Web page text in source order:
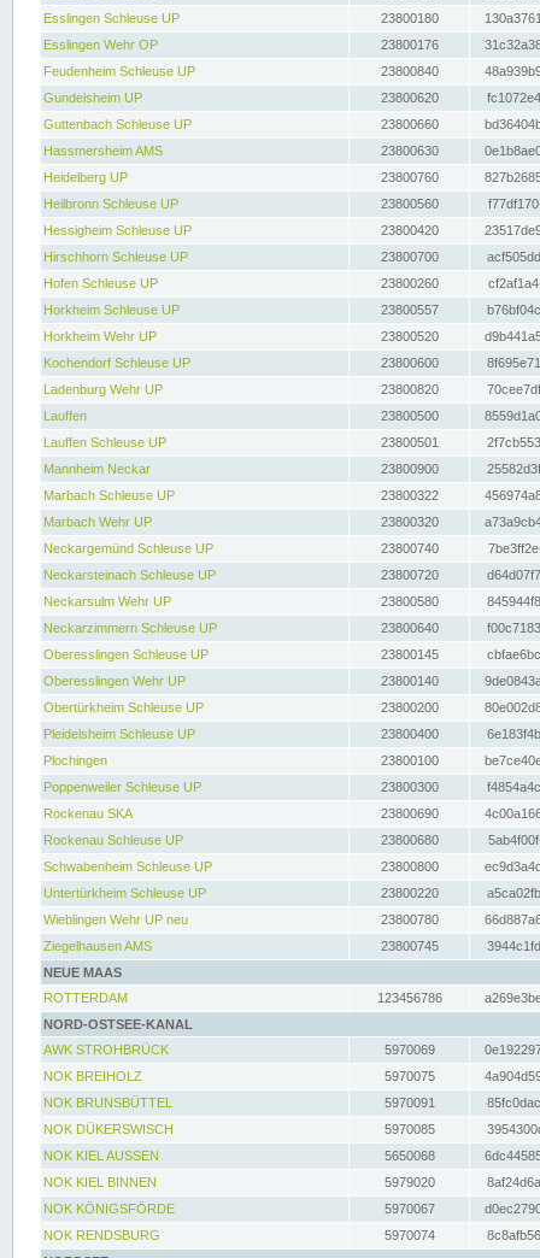
Esslingen Schleuse UP
23800180
Esslingen Wehr OP
23800176
Feudenheim Schleuse UP
23800840
Gundelsheim UP
23800620
Guttenbach Schleuse UP
23800660
Hassmersheim AMS
23800630
Heidelberg UP
23800760
Heilbronn Schleuse UP
23800560
Hessigheim Schleuse UP
23800420
Hirschhorn Schleuse UP
23800700
Hofen Schleuse UP
23800260
Horkheim Schleuse UP
23800557
Horkheim Wehr UP
23800520
Kochendorf Schleuse UP
23800600
Ladenburg Wehr UP
23800820
Lauffen
23800500
Lauffen Schleuse UP
23800501
Mannheim Neckar
23800900
Marbach Schleuse UP
23800322
Marbach Wehr UP
23800320
Neckargemünd Schleuse UP
23800740
Neckarsteinach Schleuse UP
23800720
Neckarsulm Wehr UP
23800580
Neckarzimmern Schleuse UP
23800640
Oberesslingen Schleuse UP
23800145
Oberesslingen Wehr UP
23800140
Obertürkheim Schleuse UP
23800200
Pleidelsheim Schleuse UP
23800400
Plochingen
23800100
Poppenweiler Schleuse UP
23800300
Rockenau SKA
23800690
Rockenau Schleuse UP
23800680
Schwabenheim Schleuse UP
23800800
Untertürkheim Schleuse UP
23800220
Wieblingen Wehr UP neu
23800780
Ziegelhausen AMS
23800745
NEUE MAAS
ROTTERDAM
123456786
NORD-OSTSEE-KANAL
AWK STROHBRÜCK
5970069
NOK BREIHOLZ
5970075
NOK BRUNSBÜTTEL
5970091
NOK DÜKERSWISCH
5970085
NOK KIEL AUSSEN
5650068
NOK KIEL BINNEN
5979020
NOK KÖNIGSFÖRDE
5970067
NOK RENDSBURG
5970074